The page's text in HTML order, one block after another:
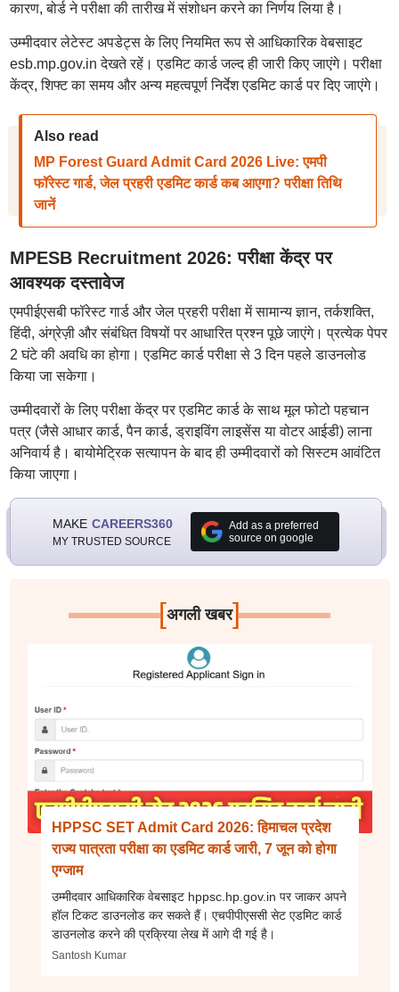
कारण, बोर्ड ने परीक्षा की तारीख में संशोधन करने का निर्णय लिया है।
उम्मीदवार लेटेस्ट अपडेट्स के लिए नियमित रूप से आधिकारिक वेबसाइट
esb.mp.gov.in देखते रहें। एडमिट कार्ड जल्द ही जारी किए जाएंगे। परीक्षा
केंद्र, शिफ्ट का समय और अन्य महत्वपूर्ण निर्देश एडमिट कार्ड पर दिए जाएंगे।
Also read
MP Forest Guard Admit Card 2026 Live: एमपी
फॉरेस्ट गार्ड, जेल प्रहरी एडमिट कार्ड कब आएगा? परीक्षा तिथि
जानें
MPESB Recruitment 2026: परीक्षा केंद्र पर
आवश्यक दस्तावेज
एमपीईएसबी फॉरेस्ट गार्ड और जेल प्रहरी परीक्षा में सामान्य ज्ञान, तर्कशक्ति,
हिंदी, अंग्रेज़ी और संबंधित विषयों पर आधारित प्रश्न पूछे जाएंगे। प्रत्येक पेपर
2 घंटे की अवधि का होगा। एडमिट कार्ड परीक्षा से 3 दिन पहले डाउनलोड
किया जा सकेगा।
उम्मीदवारों के लिए परीक्षा केंद्र पर एडमिट कार्ड के साथ मूल फोटो पहचान
पत्र (जैसे आधार कार्ड, पैन कार्ड, ड्राइविंग लाइसेंस या वोटर आईडी) लाना
अनिवार्य है। बायोमेट्रिक सत्यापन के बाद ही उम्मीदवारों को सिस्टम आवंटित
किया जाएगा।
MAKE CAREERS360
MY TRUSTED SOURCE
Add as a preferred
source on google
[अगली खबर]
HPPSC SET Admit Card 2026: हिमाचल प्रदेश
राज्य पात्रता परीक्षा का एडमिट कार्ड जारी, 7 जून को होगा
एग्जाम
उम्मीदवार आधिकारिक वेबसाइट hppsc.hp.gov.in पर जाकर अपने
हॉल टिकट डाउनलोड कर सकते हैं। एचपीपीएससी सेट एडमिट कार्ड
डाउनलोड करने की प्रक्रिया लेख में आगे दी गई है।
Santosh Kumar